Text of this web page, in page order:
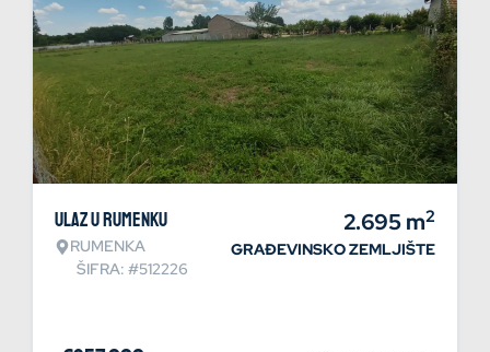
Ulaz u Rumenku
RUMENKA
ŠIFRA: #512226
2.695m2
GRAĐEVINSKO ZEMLJIŠTE